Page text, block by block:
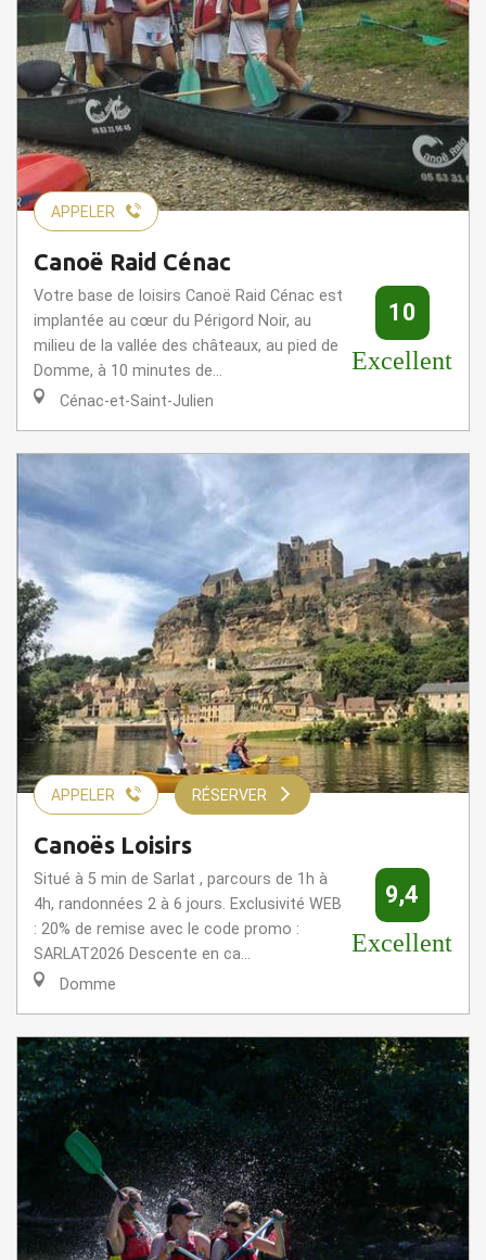
APPELER
Canoë Raid Cénac
Votre base de loisirs Canoë Raid Cénac est
implantée au cœur du Périgord Noir, au
milieu de la vallée des châteaux, au pied de
Domme, à 10 minutes de...
Cénac-et-Saint-Julien
10
Excellent
APPELER RÉSERVER
Canoës Loisirs
Situé à 5 min de Sarlat , parcours de 1h à
4h, randonnées 2 à 6 jours. Exclusivité WEB
: 20% de remise avec le code promo :
SARLAT2026 Descente en ca...
Domme
9,4
Excellent